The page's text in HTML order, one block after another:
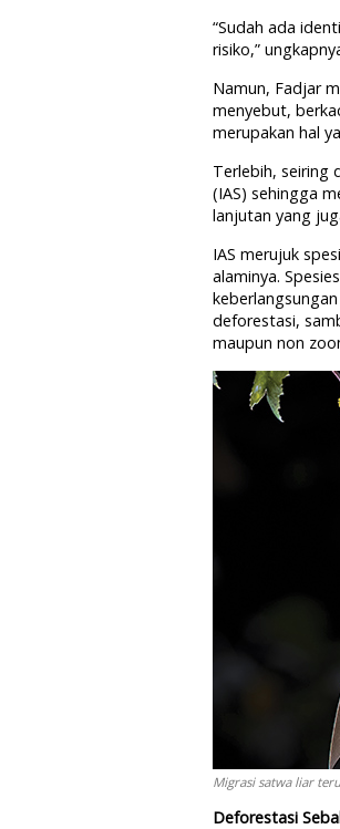
“Sudah ada
risiko,”
Namun, Fadjar
menyebut,
merupakan hal
Terlebih, seiring
(IAS) sehingga
lanjutan yang
IAS merujuk
alaminya.
deforestasi,
maupun non
Migrasi satwa liar
Deforestasi